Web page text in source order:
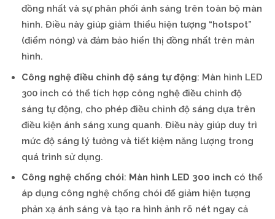
đồng nhất và sự phân phối ánh sáng trên toàn bộ màn
hình. Điều này giúp giảm thiểu hiện tượng “hotspot”
(điểm nóng) và đảm bảo hiển thị đồng nhất trên màn
hình.
Công nghệ điều chỉnh độ sáng tự động: Màn hình LED
300 inch có thể tích hợp công nghệ điều chỉnh độ
sáng tự động, cho phép điều chỉnh độ sáng dựa trên
điều kiện ánh sáng xung quanh. Điều này giúp duy trì
mức độ sáng lý tưởng và tiết kiệm năng lượng trong
quá trình sử dụng.
Công nghệ chống chói: Màn hình LED 300 inch có thể
áp dụng công nghệ chống chói để giảm hiện tượng
phản xạ ánh sáng và tạo ra hình ảnh rõ nét ngay cả